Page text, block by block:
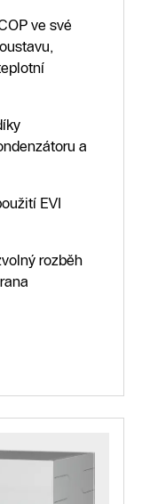
ve své
a
EVI
rozběh